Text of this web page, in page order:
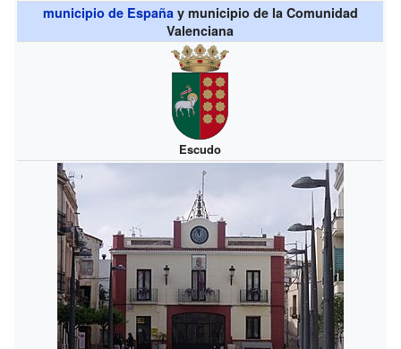
municipio de España y municipio de la Comunidad
Valenciana
Escudo